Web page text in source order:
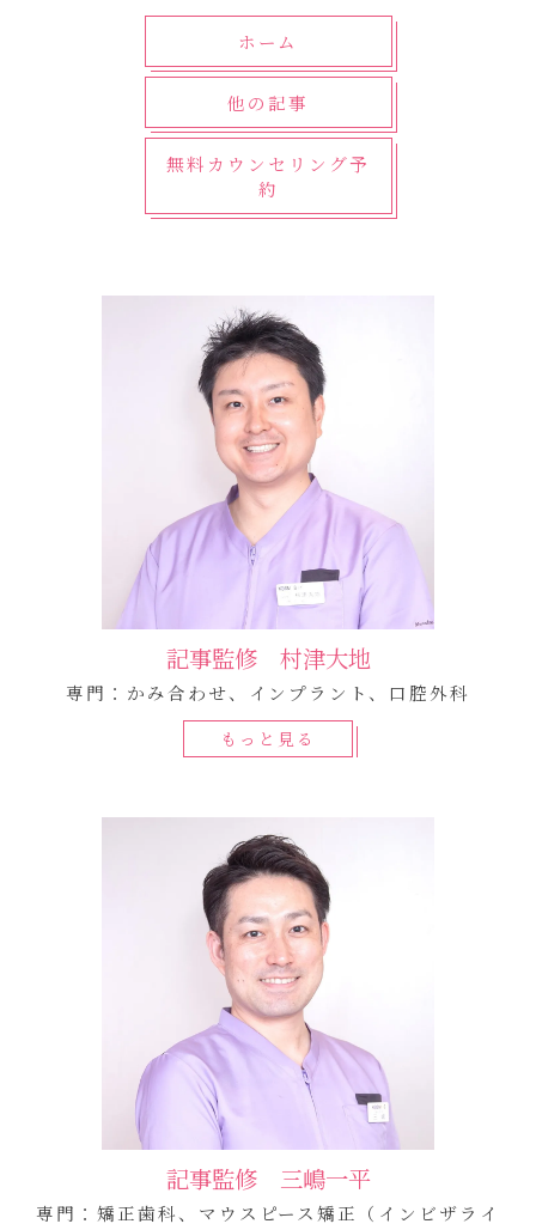
ホーム
他の記事
無料カウンセリング予
約
記事監修 村津大地
専門：かみ合わせ、インプラント、口腔外科
もっと見る
記事監修 三嶋一平
専門：矯正歯科、マウスピース矯正（インビザライ